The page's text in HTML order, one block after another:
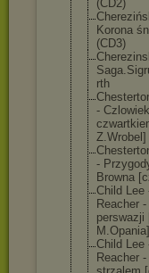
(CD2)
Korona
(CD3)
Saga.Si
rth
-
Z.Wrobel]
-
Browna
Child Lee
Reacher
perswazji
M.Opania]
Child Lee
Reacher